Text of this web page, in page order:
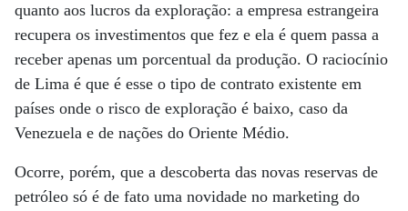
quanto aos lucros da exploração: a empresa estrangeira
recupera os investimentos que fez e ela é quem passa a
receber apenas um porcentual da produção. O raciocínio
de Lima é que é esse o tipo de contrato existente em
países onde o risco de exploração é baixo, caso da
Venezuela e de nações do Oriente Médio.
Ocorre, porém, que a descoberta das novas reservas de
petróleo só é de fato uma novidade no marketing do